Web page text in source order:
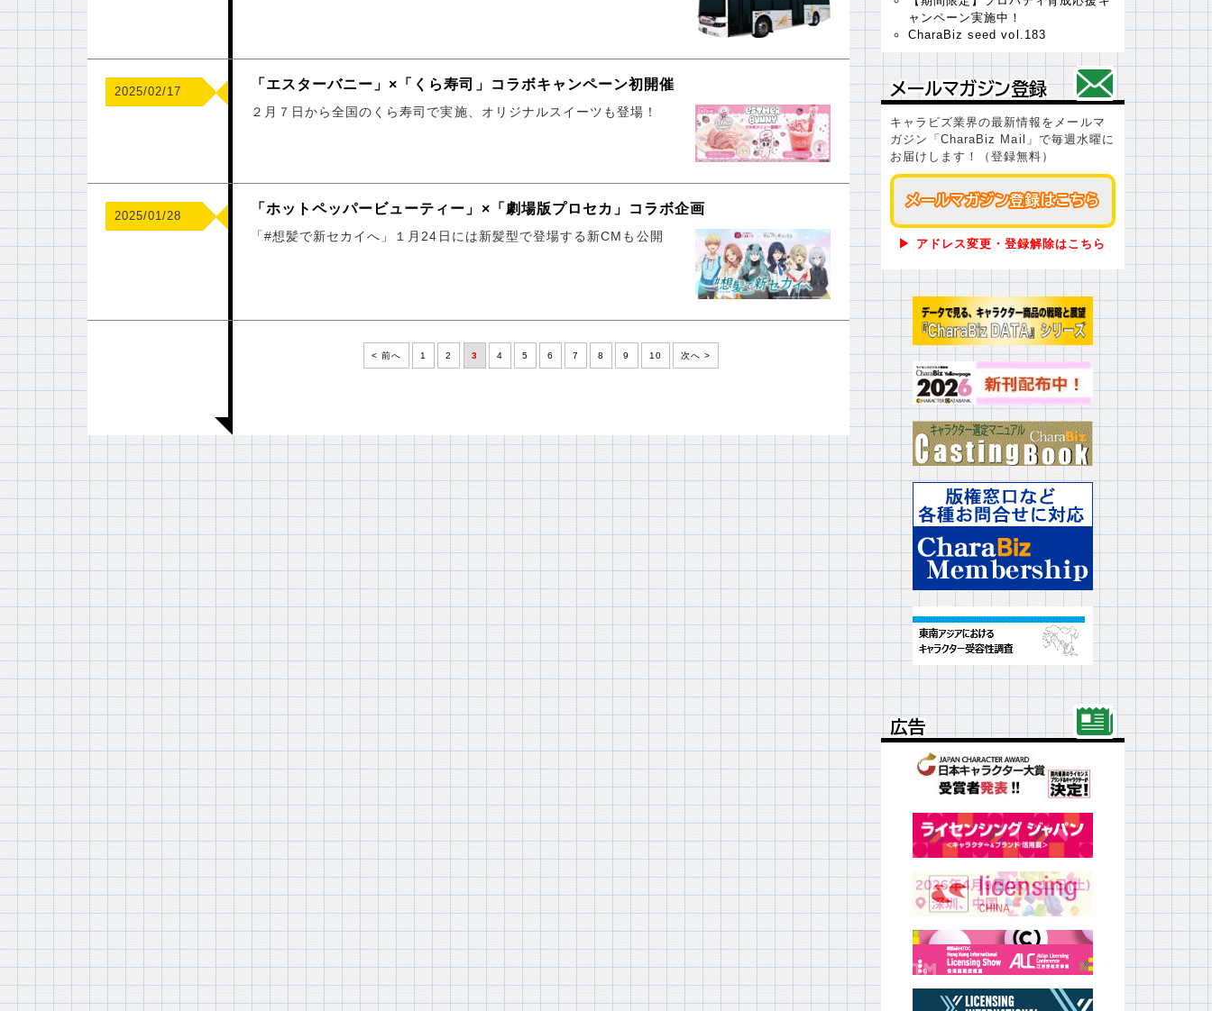
2025/02/17 「エスターバニー」×「くら寿司」コラボキャンペーン初開催
２月７日から全国のくら寿司で実施、オリジナルスイーツも登場！
2025/01/28 「ホットペッパービューティー」×「劇場版プロセカ」コラボ企画
「#想髪で新セカイへ」１月24日には新髪型で登場する新CMも公開
< 前へ 1 2 3 4 5 6 7 8 9 10 次へ >
ャンペーン実施中！
CharaBiz seed vol.183
メールマガジン登録
メールマガジン登録
キャラビズ業界の最新情報をメールマ
ガジン「CharaBiz Mail」で毎週水曜に
お届けします！（登録無料）
メールマガジン登録はこちら
メールマガジン登録はこちら
▶ アドレス変更・登録解除はこちら
広告
広告